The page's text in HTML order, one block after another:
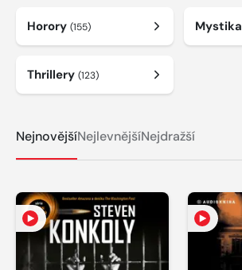
Horory (155) Mystika
Thrillery (123)
NejnovějšíNejlevnějšíNejdražší